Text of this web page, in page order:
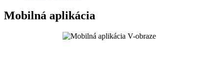
Mobilná aplikácia